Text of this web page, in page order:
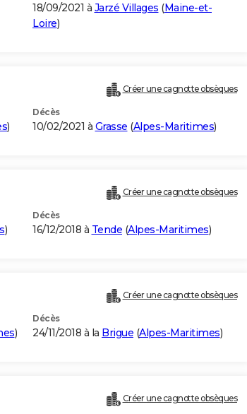
18/09/2021 à Jarzé Villages (Maine-et-
Loire)
Créer une cagnotte obsèques
)
Décès
10/02/2021 à Grasse (Alpes-Maritimes)
Créer une cagnotte obsèques
)
Décès
16/12/2018 à Tende (Alpes-Maritimes)
Créer une cagnotte obsèques
)
Décès
24/11/2018 à la Brigue (Alpes-Maritimes)
Créer une cagnotte obsèques